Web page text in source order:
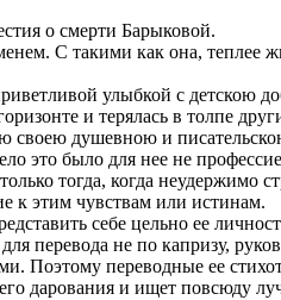
о смерти Барыковой.
С такими как она, теплее
улыбкой с детскою
и терялась в толпе
своею душевною и
это было для нее не
тогда, когда неудержимо
к этим чувствам или истинам.
себе цельно ее
перевода не по капризу,
Поэтому переводные ее
дарования и ищет повсюду